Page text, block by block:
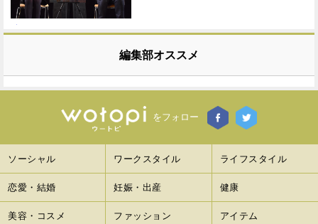
編集部オススメ
をフォロー
ソーシャル ワークスタイル ライフスタイル
恋愛・結婚 妊娠・出産 健康
美容・コスメ ファッション アイテム